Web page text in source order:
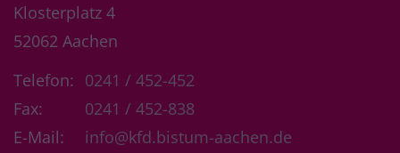
Klosterplatz 4
52062 Aachen
Telefon: 0241 / 452-452
Fax:
0241 / 452-838
E-Mail:
info@kfd.bistum-aachen.de